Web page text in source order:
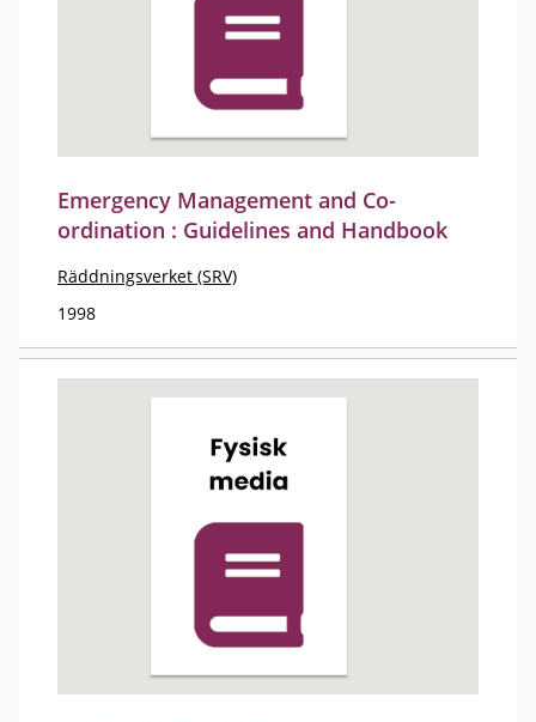
Emergency Management and Co-
ordination : Guidelines and Handbook
Räddningsverket (SRV)
1998